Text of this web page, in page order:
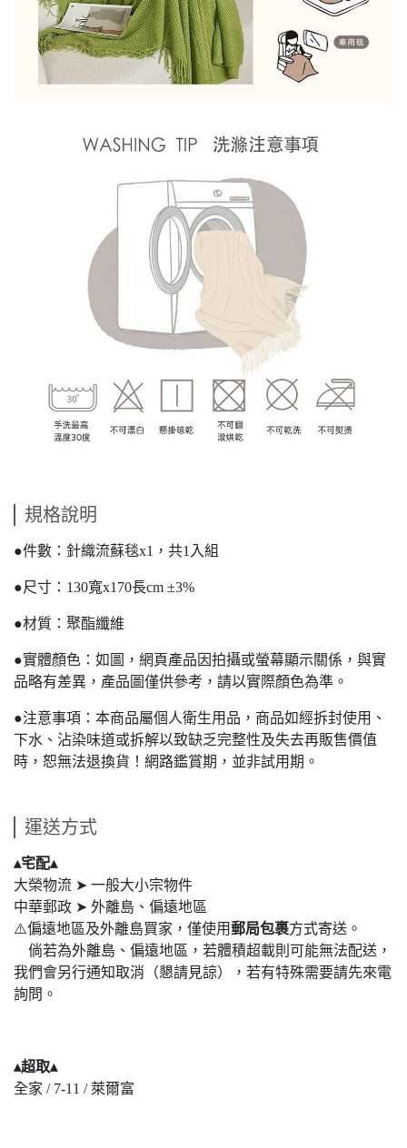
規格說明
●件數：針織流蘇毯x1，共1入組
●尺寸：130寬x170長cm ±3%
●材質：聚酯纖維
●實體顏色：如圖，網頁產品因拍攝或螢幕顯示關係，與實
品略有差異，產品圖僅供參考，請以實際顏色為準。
●注意事項：本商品屬個人衛生用品，商品如經拆封使用、
下水、沾染味道或拆解以致缺乏完整性及失去再販售價值
時，恕無法退換貨！網路鑑賞期，並非試用期。
運送方式
▴宅配▴
大榮物流 ➤ 一般大小宗物件
中華郵政 ➤ 外離島、偏遠地區
⚠️偏遠地區及外離島買家，僅使用郵局包裹方式寄送。
倘若為外離島、偏遠地區，若體積超載則可能無法配送，
我們會另行通知取消（懇請見諒），若有特殊需要請先來電
詢問。
▴超取▴
全家 / 7-11 / 萊爾富